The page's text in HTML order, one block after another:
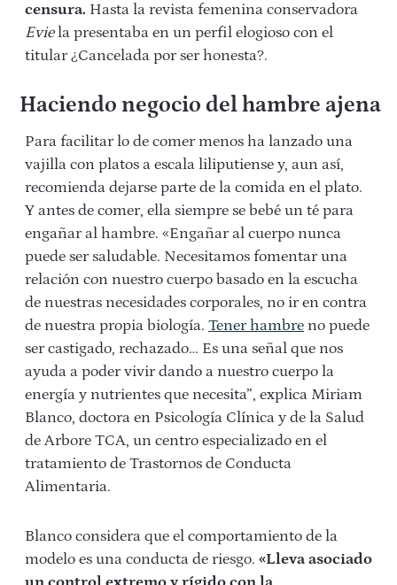
censura. Hasta la revista femenina conservadora
Eviela presentaba en un perfil elogioso con el
titular ¿Cancelada por ser honesta?.
Haciendo negocio del hambre ajena
Para facilitar lo de comer menos ha lanzado una
vajilla con platos a escala liliputiense y, aun así,
recomienda dejarse parte de la comida en el plato.
Y antes de comer, ella siempre se bebé un té para
engañar al hambre. «Engañar al cuerpo nunca
puede ser saludable. Necesitamos fomentar una
relación con nuestro cuerpo basado en la escucha
de nuestras necesidades corporales, no ir en contra
de nuestra propia biología. Tener hambre no puede
ser castigado, rechazado… Es una señal que nos
ayuda a poder vivir dando a nuestro cuerpo la
energía y nutrientes que necesita”, explica Miriam
Blanco, doctora en Psicología Clínica y de la Salud
de Arbore TCA, un centro especializado en el
tratamiento de Trastornos de Conducta
Alimentaria.
Blanco considera que el comportamiento de la
modelo es una conducta de riesgo. «Lleva asociado